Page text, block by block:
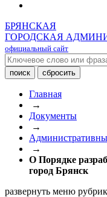
БРЯНСКАЯ
ГОРОДСКАЯ
официальный сайт
Главная
→
Документы
→
→
О Порядке
город Брянск
развернуть меню рубрик